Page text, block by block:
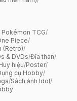
Pokémon TCG/
Piece/
(Retro)/
& DVDs/Đĩa than/
hiệu/Poster/
cụ Hobby/
/Sách ảnh Idol/